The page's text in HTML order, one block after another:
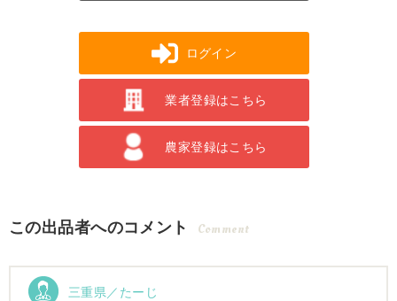
ログイン
業者登録はこちら
農家登録はこちら
この出品者へのコメント Comment
三重県／たーじ